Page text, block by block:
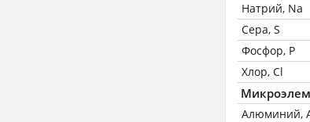
Натрий, Na
Сера, S
Фосфор, P
Хлор, Cl
Алюминий,